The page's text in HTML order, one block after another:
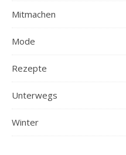
Mitmachen
Mode
Rezepte
Unterwegs
Winter